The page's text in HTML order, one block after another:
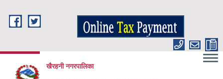
खैरहनी नगरपालिका